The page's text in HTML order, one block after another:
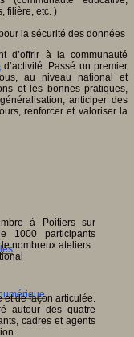
filière, etc. )
la sécurité des données
d’offrir à la communauté
Passé un premier
au niveau national et
et les bonnes pratiques,
anticiper des
renforcer et valoriser la
à Poitiers sur
1000 participants
nombreux ateliers
et de façon articulée.
autour des quatre
cadres et agents